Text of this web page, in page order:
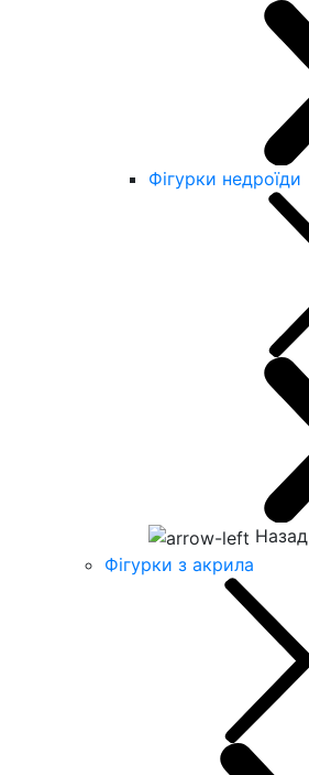
Фігурки недроїди
Назад
Фігурки з акрила